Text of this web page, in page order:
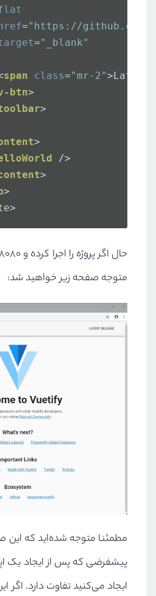
="https://
="_blank"
span class="mr-2">Latest
btn>
>
>
/>
>
>
متوجه صفحه زیر خواهید شد:
مطمئنا متوجه شده‌اید که
پیشفرضی که پس از ایجاد یک
ایجاد می‌کنید تفاوت دارد. اگر